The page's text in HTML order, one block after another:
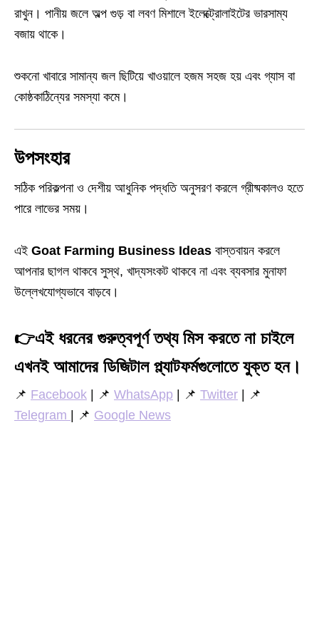
রাখুন। পানীয় জলে অল্প গুড় বা লবণ মিশালে ইলেক্ট্রোলাইটের ভারসাম্য
বজায় থাকে।
শুকনো খাবারে সামান্য জল ছিটিয়ে খাওয়ালে হজম সহজ হয় এবং গ্যাস বা
কোষ্ঠকাঠিন্যের সমস্যা কমে।
উপসংহার
সঠিক পরিকল্পনা ও দেশীয় আধুনিক পদ্ধতি অনুসরণ করলে গ্রীষ্মকালও হতে
পারে লাভের সময়।
এই Goat Farming Business Ideas বাস্তবায়ন করলে
আপনার ছাগল থাকবে সুস্থ, খাদ্যসংকট থাকবে না এবং ব্যবসার মুনাফা
উল্লেখযোগ্যভাবে বাড়বে।
👉এই ধরনের গুরুত্বপূর্ণ তথ্য মিস করতে না চাইলে
এখনই আমাদের ডিজিটাল প্ল্যাটফর্মগুলোতে যুক্ত হন।
📌 Facebook | 📌 WhatsApp | 📌 Twitter | 📌
Telegram
| 📌 Google News